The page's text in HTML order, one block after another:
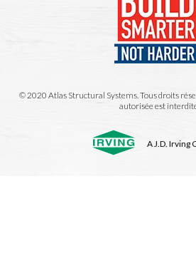
© 2020 Atlas Structural Systems. Tous droits
autorisée est
A J.D. Irving